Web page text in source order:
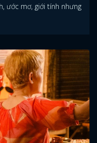
ước mơ, giới tính nhưng